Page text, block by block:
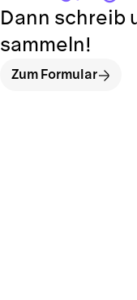
Dann schreib
sammeln!
Zum Formular